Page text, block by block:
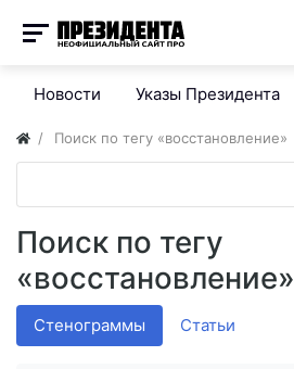
Новости Указы Президента
Поиск по тегу «восстановление»
Поиск по тегу
«восстановление»
Стенограммы Статьи